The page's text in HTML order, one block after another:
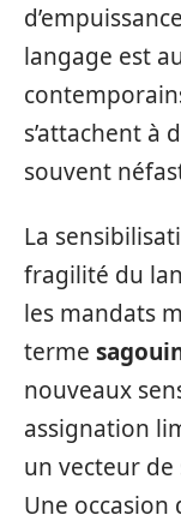
langage est
s’attachent à
souvent
La
fragilité du
les mandats
terme
nouveaux
assignation
un vecteur
Une occasion